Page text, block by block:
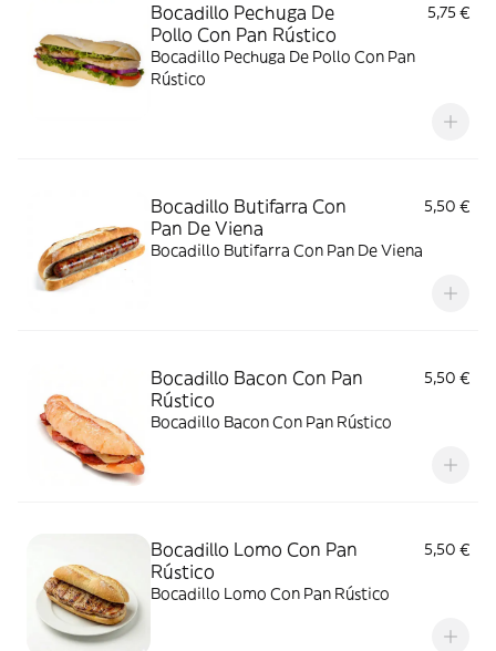
Bocadillo Pechuga De
Pollo Con Pan Rústico
5,75 €
Bocadillo Pechuga De Pollo Con Pan
Rústico
Bocadillo Butifarra Con
Pan De Viena
5,50 €
Bocadillo Butifarra Con Pan De Viena
Bocadillo Bacon Con Pan
Rústico
5,50 €
Bocadillo Bacon Con Pan Rústico
Bocadillo Lomo Con Pan
Rústico
5,50 €
Bocadillo Lomo Con Pan Rústico